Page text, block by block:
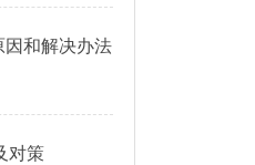
因和解决办法
对策